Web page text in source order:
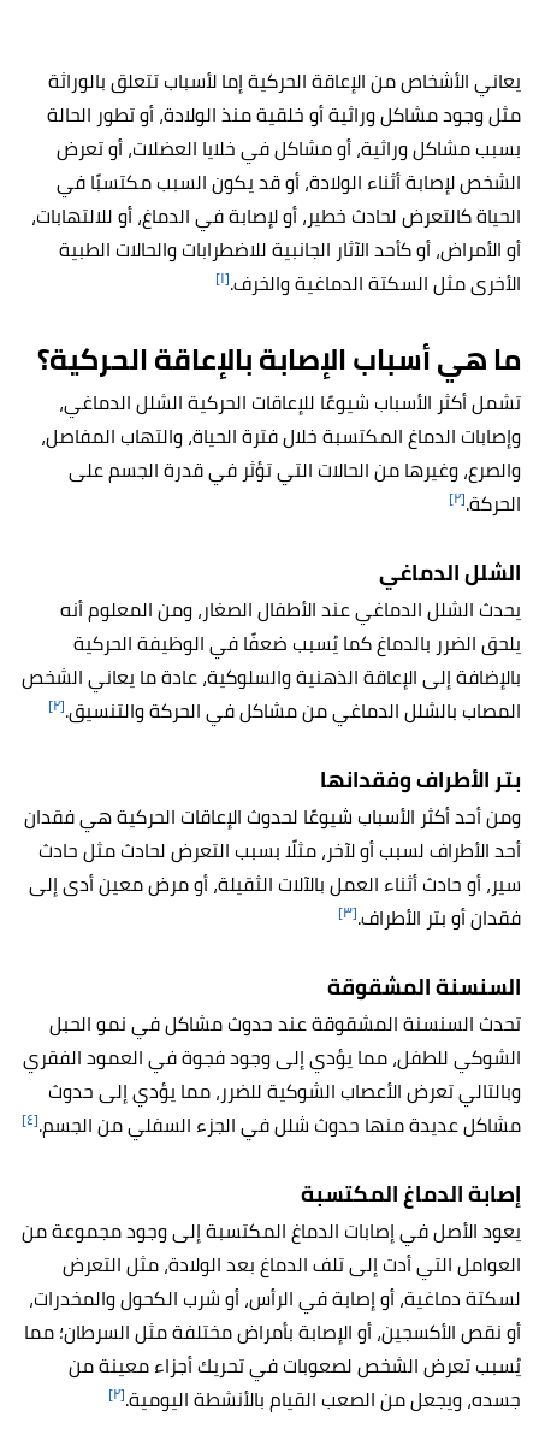
يعاني الأشخاص من الإعاقة الحركية إما لأسباب تتعلق بالوراثة
مثل وجود مشاكل وراثية أو خلقية منذ الولادة، أو تطور الحالة
بسبب مشاكل وراثية، أو مشاكل في خلايا العضلات، أو تعرض
الشخص لإصابة أثناء الولادة، أو قد يكون السبب مكتسبًا في
الحياة كالتعرض لحادث خطير، أو لإصابة في الدماغ، أو للالتهابات،
أو الأمراض، أو كأحد الآثار الجانبية للاضطرابات والحالات الطبية
الأخرى مثل السكتة الدماغية والخرف.[١]
ما هي أسباب الإصابة بالإعاقة الحركية؟
تشمل أكثر الأسباب شيوعًا للإعاقات الحركية الشلل الدماغي،
وإصابات الدماغ المكتسبة خلال فترة الحياة، والتهاب المفاصل،
والصرع، وغيرها من الحالات التي تؤثر في قدرة الجسم على
الحركة.[٢]
الشلل الدماغي
يحدث الشلل الدماغي عند الأطفال الصغار، ومن المعلوم أنه
يلحق الضرر بالدماغ كما يُسبب ضعفًا في الوظيفة الحركية
بالإضافة إلى الإعاقة الذهنية والسلوكية، عادة ما يعاني الشخص
المصاب بالشلل الدماغي من مشاكل في الحركة والتنسيق.[٢]
بتر الأطراف وفقدانها
ومن أحد أكثر الأسباب شيوعًا لحدوث الإعاقات الحركية هي فقدان
أحد الأطراف لسبب أو لآخر، مثلًا بسبب التعرض لحادث مثل حادث
سير، أو حادث أثناء العمل بالآلات الثقيلة، أو مرض معين أدى إلى
فقدان أو بتر الأطراف.[٣]
السنسنة المشقوقة
تحدث السنسنة المشقوقة عند حدوث مشاكل في نمو الحبل
الشوكي للطفل، مما يؤدي إلى وجود فجوة في العمود الفقري
وبالتالي تعرض الأعصاب الشوكية للضرر، مما يؤدي إلى حدوث
مشاكل عديدة منها حدوث شلل في الجزء السفلي من الجسم.[٤]
إصابة الدماغ المكتسبة
يعود الأصل في إصابات الدماغ المكتسبة إلى وجود مجموعة من
العوامل التي أدت إلى تلف الدماغ بعد الولادة، مثل التعرض
لسكتة دماغية، أو إصابة في الرأس، أو شرب الكحول والمخدرات،
أو نقص الأكسجين، أو الإصابة بأمراض مختلفة مثل السرطان؛ مما
يُسبب تعرض الشخص لصعوبات في تحريك أجزاء معينة من
جسده، ويجعل من الصعب القيام بالأنشطة اليومية.[٢]